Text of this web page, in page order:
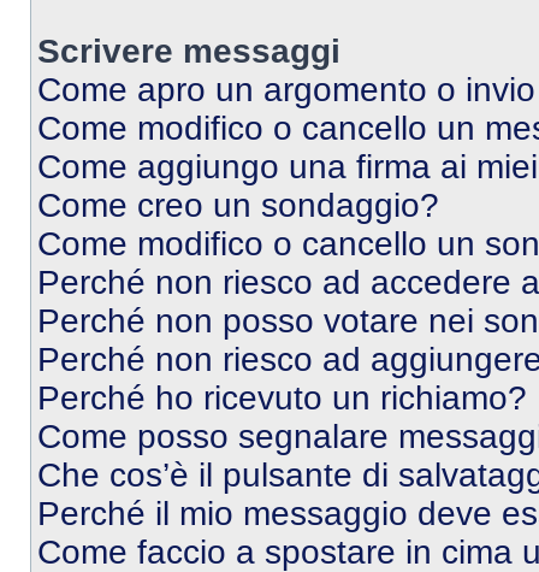
Scrivere messaggi
Come apro un argomento o
Come modifico o cancello un
Come aggiungo una firma ai
Come creo un sondaggio?
Come modifico o cancello un
Perché non riesco ad accedere
Perché non posso votare nei
Perché non riesco ad
Perché ho ricevuto un richiamo?
Come posso segnalare
Che cos’è il pulsante di
Perché il mio messaggio deve
Come faccio a spostare in cima